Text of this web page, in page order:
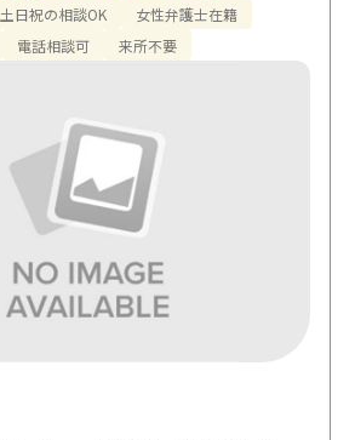
土日祝の相談OK
女性弁護士在籍
電話相談可 来所不要